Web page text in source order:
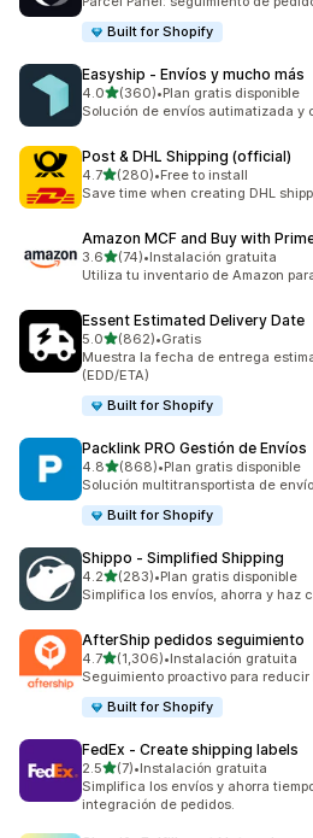
Built for Shopify
Easyship ‑ Envíos y mucho más
4.0de 5 estrellas
(360)
360 reseñas en total
•Plan gratis disponible
Solución de envíos autimatizada y
Post & DHL Shipping (official)
4.7de 5 estrellas
(280)
280 reseñas en total
•Free to install
Save time when creating DHL
Amazon MCF and Buy with
3.6de 5 estrellas
(74)
74 reseñas en total
•Instalación gratuita
Utiliza tu inventario de Amazon
Essent Estimated Delivery Date
5.0de 5 estrellas
(862)
862 reseñas en total
•Gratis
Muestra la fecha de entrega
(EDD/ETA)
Built for Shopify
Packlink PRO Gestión de Envíos
4.8de 5 estrellas
(868)
868 reseñas en total
•Plan gratis disponible
Solución multitransportista de
Built for Shopify
Shippo ‑ Simplified Shipping
4.2de 5 estrellas
(283)
283 reseñas en total
•Plan gratis disponible
Simplifica los envíos, ahorra y haz
AfterShip pedidos seguimiento
4.7de 5 estrellas
(1,306)
1306 reseñas en total
•Instalación gratuita
Seguimiento proactivo para reducir
Built for Shopify
FedEx ‑ Create shipping labels
2.5de 5 estrellas
(7)
7 reseñas en total
•Instalación gratuita
Simplifica los envíos y ahorra
integración de pedidos.